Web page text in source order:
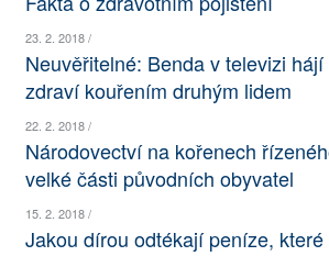
RUBRIKY
PLNÁ VERZE STRÁNEK
23. 2. 2018 /
Neuvěřitelné: Benda v televizi
zdraví kouřením druhým lidem
22. 2. 2018 /
Národovectví na kořenech
velké části původních obyvatel
15. 2. 2018 /
Jakou dírou odtékají peníze,